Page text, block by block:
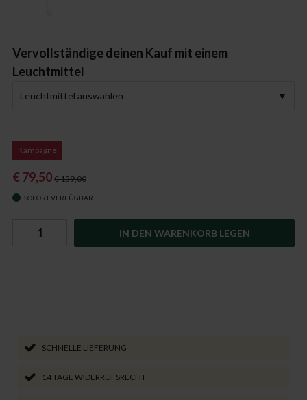
Vervollständige deinen Kauf mit einem
Leuchtmittel
Leuchtmittel auswählen
Kampagne
€ 79,50 € 159,00
SOFORT VERFÜGBAR
IN DEN WARENKORB LEGEN
SCHNELLE LIEFERUNG
14 TAGE WIDERRUFSRECHT